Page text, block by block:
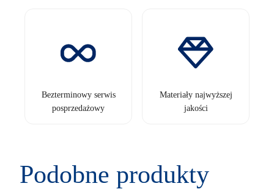
Bezterminowy serwis
posprzedażowy
Materiały najwyższej
jakości
Podobne produkty